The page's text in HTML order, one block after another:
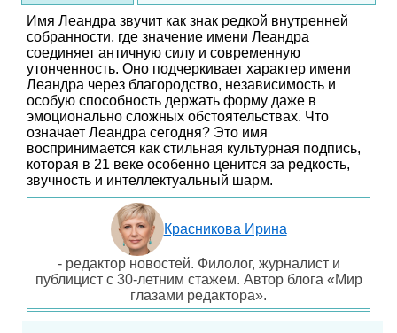
Имя Леандра звучит как знак редкой внутренней
собранности, где значение имени Леандра
соединяет античную силу и современную
утонченность. Оно подчеркивает характер имени
Леандра через благородство, независимость и
особую способность держать форму даже в
эмоционально сложных обстоятельствах. Что
означает Леандра сегодня? Это имя
воспринимается как стильная культурная подпись,
которая в 21 веке особенно ценится за редкость,
звучность и интеллектуальный шарм.
Красникова Ирина
- редактор новостей. Филолог, журналист и
публицист с 30-летним стажем. Автор блога «Мир
глазами редактора».